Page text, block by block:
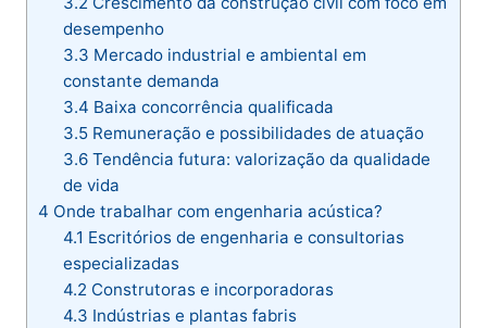
desempenho
3.3 Mercado industrial e ambiental em
constante demanda
3.4 Baixa concorrência qualificada
3.5Remuneração e possibilidades de atuação
3.6Tendência futura: valorização da qualidade
de vida
4 Onde trabalhar com engenharia acústica?
4.1 Escritórios de engenharia e consultorias
especializadas
4.2 Construtoras e incorporadoras
4.3 Indústrias e plantas fabris